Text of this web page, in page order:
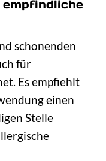
schonenden
für
Es empfiehlt
einen
Stelle